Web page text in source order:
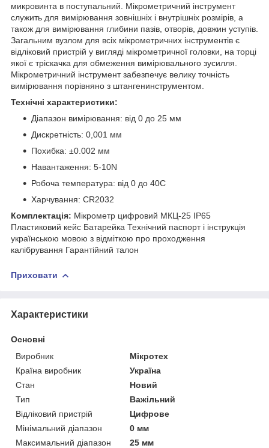
микровинта в поступальний. Мікрометричний інструмент
служить для вимірювання зовнішніх і внутрішніх розмірів, а
також для вимірювання глибини пазів, отворів, довжин уступів.
Загальним вузлом для всіх мікрометричних інструментів є
відліковий пристрій у вигляді мікрометричної головки, на торці
якої є тріскачка для обмеження вимірювального зусилля.
Мікрометричний інструмент забезпечує велику точність
вимірювання порівняно з штангенинструментом.
Технічні характеристики:
Діапазон вимірювання: від 0 до 25 мм
Дискретність: 0,001 мм
Похибка: ±0.002 мм
Навантаження: 5-10N
Робоча температура: від 0 до 40С
Харчування: CR2032
Комплектація: Мікрометр цифровий МКЦ-25 IP65
Пластиковий кейс Батарейка Технічний паспорт і інструкція
українською мовою з відміткою про проходження
калібрування Гарантійний талон
Приховати
Характеристики
Основні
Виробник
Мікротех
Країна виробник
Україна
Стан
Новий
Тип
Важільний
Відліковий пристрій
Цифрове
Мінімальний діапазон
0 мм
Максимальний діапазон
25 мм